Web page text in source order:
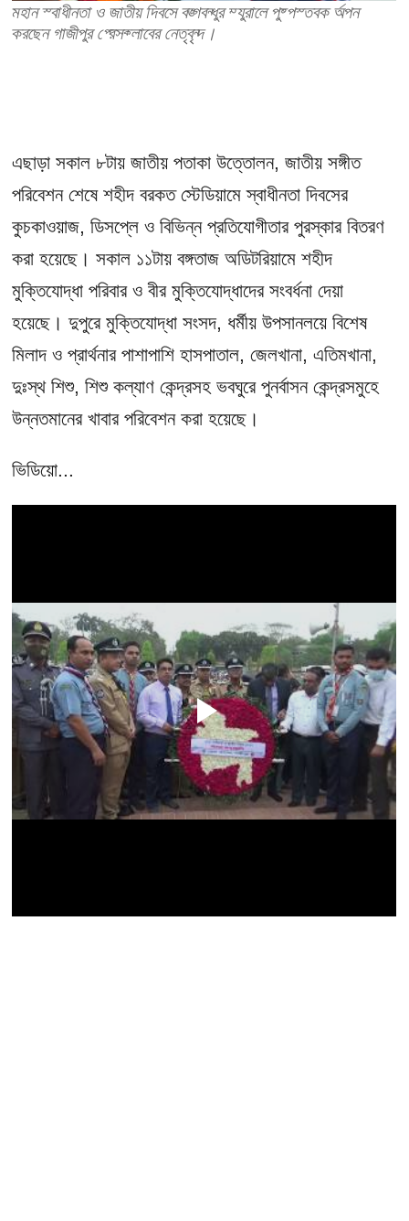
মহান স্বাধীনতা ও জাতীয় দিবসে বঙ্গবন্ধুর ম্যুরালে পুষ্পস্তবক অর্পন
করছেন গাজীপুর প্রেসক্লাবের নেতৃবৃন্দ।
এছাড়া সকাল ৮টায় জাতীয় পতাকা উত্তোলন, জাতীয় সঙ্গীত
পরিবেশন শেষে শহীদ বরকত স্টেডিয়ামে স্বাধীনতা দিবসের
কুচকাওয়াজ, ডিসপ্লে ও বিভিন্ন প্রতিযোগীতার পুরস্কার বিতরণ
করা হয়েছে। সকাল ১১টায় বঙ্গতাজ অডিটরিয়ামে শহীদ
মুক্তিযোদ্ধা পরিবার ও বীর মুক্তিযোদ্ধাদের সংবর্ধনা দেয়া
হয়েছে। দুপুরে মুক্তিযোদ্ধা সংসদ, ধর্মীয় উপসানলয়ে বিশেষ
মিলাদ ও প্রার্থনার পাশাপাশি হাসপাতাল, জেলখানা, এতিমখানা,
দুঃস্থ শিশু, শিশু কল্যাণ কেন্দ্রসহ ভবঘুরে পুনর্বাসন কেন্দ্রসমুহে
উন্নতমানের খাবার পরিবেশন করা হয়েছে।
ভিডিয়ো...